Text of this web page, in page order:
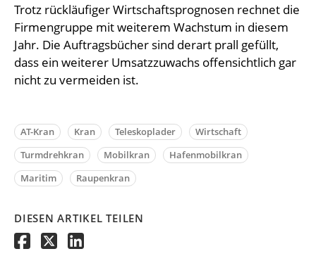
Trotz rückläufiger Wirtschaftsprognosen rechnet die
Firmengruppe mit weiterem Wachstum in diesem
Jahr. Die Auftragsbücher sind derart prall gefüllt,
dass ein weiterer Umsatzzuwachs offensichtlich gar
nicht zu vermeiden ist.
AT-Kran Kran Teleskoplader
Wirtschaft
Turmdrehkran
Mobilkran
Hafenmobilkran
Maritim
Raupenkran
DIESEN ARTIKEL TEILEN